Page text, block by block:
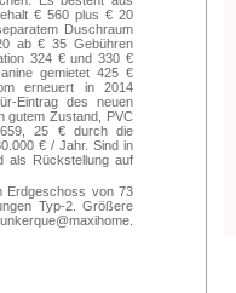
€ 560 plus € 20
Duschraum
ab € 35 Gebühren
324 € und 330 €
gemietet 425 €
erneuert in 2014
Eintrag des neuen
gutem Zustand, PVC
659, 25 € durch die
€ / Jahr. Sind in
als Rückstellung auf
Brutto... aktuelle
dunkerque. Diese
2, 96% Gebühr.
62.878 Ref:
Erdgeschoss von 73
Typ-2. Größere